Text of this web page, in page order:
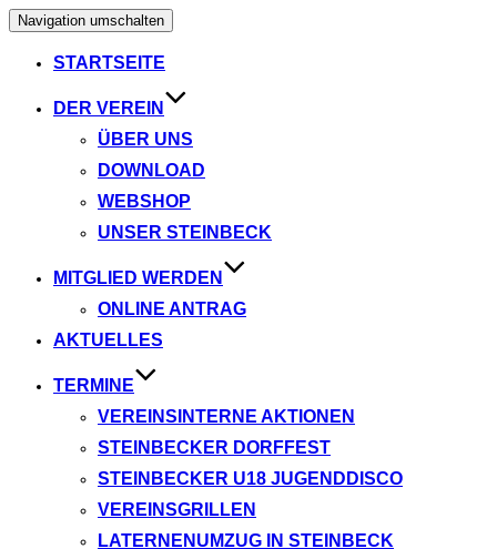
Navigation umschalten
STARTSEITE
DER VEREIN
ÜBER UNS
DOWNLOAD
WEBSHOP
UNSER STEINBECK
MITGLIED WERDEN
ONLINE ANTRAG
AKTUELLES
TERMINE
VEREINSINTERNE AKTIONEN
STEINBECKER DORFFEST
STEINBECKER U18 JUGENDDISCO
VEREINSGRILLEN
LATERNENUMZUG IN STEINBECK